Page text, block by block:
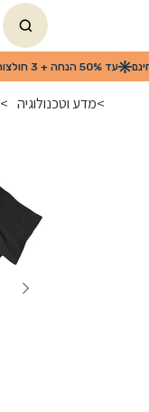
>מדע וטכנולוגיה >